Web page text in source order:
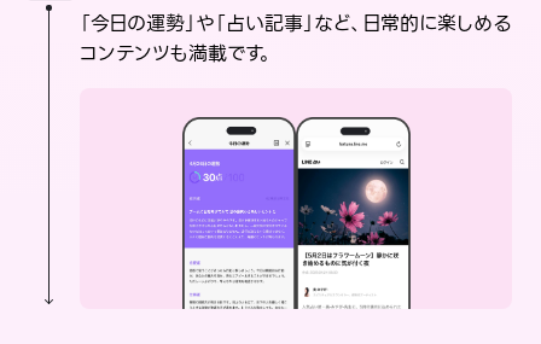
「今日の運勢」や「占い記事」など、日常的に楽しめる
コンテンツも満載です。